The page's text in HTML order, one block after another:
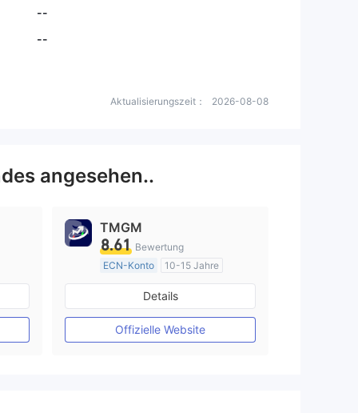
--
--
Aktualisierungszeit： 2026-08-08
angesehen..
TMGM
8.61 Bewertung
ECN-Konto
10-15 Jahre
AustralienRegulierung
Market Making (MM)
MT4-Volllizenz
Details
Offizielle Website